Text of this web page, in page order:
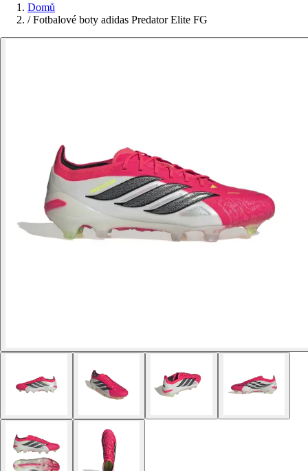
Domů
/ Fotbalové boty adidas Predator Elite FG